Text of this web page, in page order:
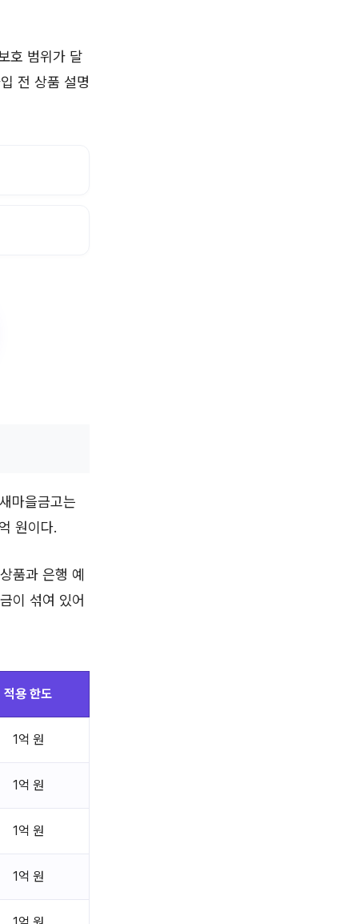
호 범위가 달
전 상품 설명
마을금고는
원이다.
품과 은행 예
이 섞여 있어
적용 한도
1억 원
1억 원
1억 원
1억 원